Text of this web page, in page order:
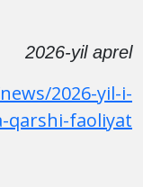
2026-yil aprel
2026-yil-i-
qarshi-faoliyat